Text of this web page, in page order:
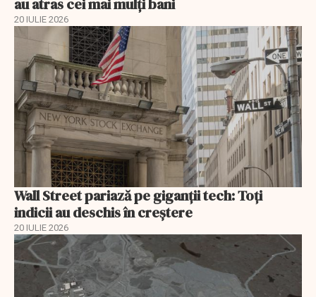
20 IULIE 2026
Wall Street pariază pe giganții tech: Toți
indicii au deschis în creștere
20 IULIE 2026